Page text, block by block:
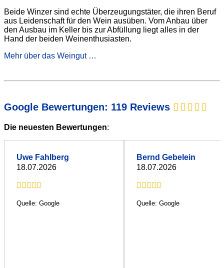
Beide Winzer sind echte Überzeugungstäter, die ihren Beruf
aus Leidenschaft für den Wein ausüben. Vom Anbau über
den Ausbau im Keller bis zur Abfüllung liegt alles in der
Hand der beiden Weinenthusiasten.
Mehr über das Weingut …
Google Bewertungen: 119 Reviews
Die neuesten Bewertungen:
Uwe Fahlberg
18.07.2026
Quelle: Google
Bernd Gebelein
18.07.2026
Quelle: Google